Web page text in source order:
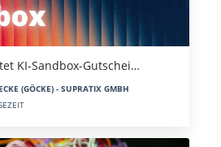
KI-Sandbox-Gutschei…
(GÖCKE) - SUPRATIX GMBH